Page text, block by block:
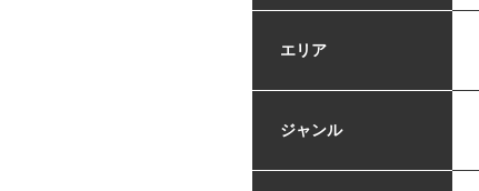
エリア
ジャンル